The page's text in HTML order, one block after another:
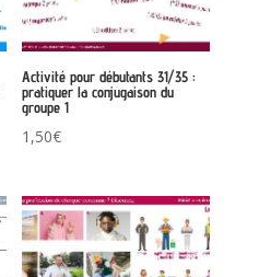
Activité pour débutants 31/35 :
pratiquer la conjugaison du
groupe 1
1,50€